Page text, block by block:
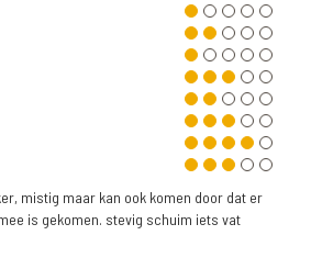
mistig maar kan ook komen door dat er
is gekomen. stevig schuim iets vat